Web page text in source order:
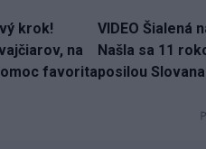
krok!
na
favorita
VIDEO Šialená
Našla sa 11
posilou